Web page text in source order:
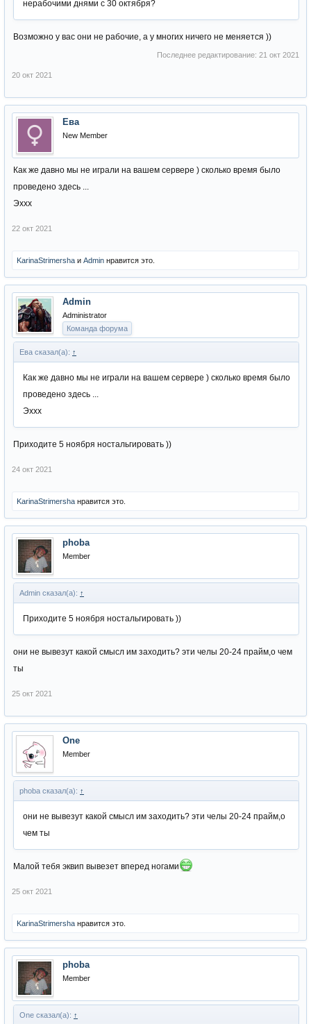
нерабочими днями с 30 октября?
Возможно у вас они не рабочие, а у многих ничего не меняется ))
Последнее редактирование: 21 окт 2021
20 окт 2021
Ева
New Member
Как же давно мы не играли на вашем сервере ) сколько время было
проведено здесь ...
Эххх
22 окт 2021
KarinaStrimersha и Admin нравится это.
Admin
Administrator
Команда форума
Ева сказал(а): ↑
Как же давно мы не играли на вашем сервере ) сколько время было
проведено здесь ...
Эххх
Приходите 5 ноября ностальгировать ))
24 окт 2021
KarinaStrimersha нравится это.
phoba
Member
Admin сказал(а): ↑
Приходите 5 ноября ностальгировать ))
они не вывезут какой смысл им заходить? эти челы 20-24 прайм,о чем
ты
25 окт 2021
One
Member
phoba сказал(а): ↑
они не вывезут какой смысл им заходить? эти челы 20-24 прайм,о
чем ты
Малой тебя эквип вывезет вперед ногами
25 окт 2021
KarinaStrimersha нравится это.
phoba
Member
One сказал(а): ↑